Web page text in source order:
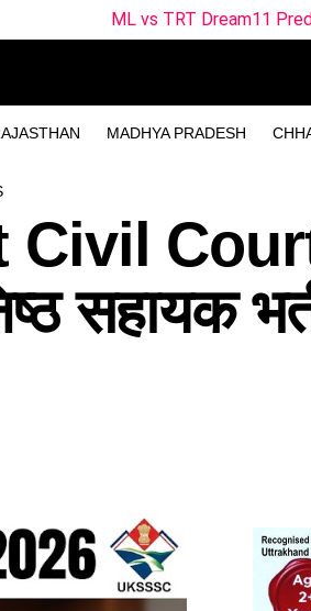
MADHYA PRADESH
vs TRT Dream11 Prediction Match 25:
Civil
सहायक